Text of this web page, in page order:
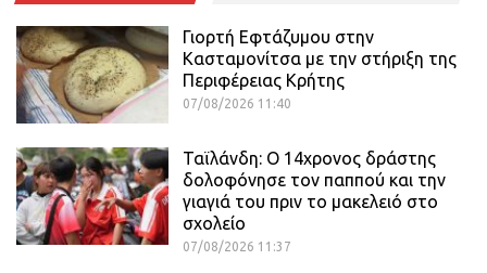
Γιορτή Εφτάζυμου στην
Κασταμονίτσα με την στήριξη της
Περιφέρειας Κρήτης
07/08/2026 11:40
Ταϊλάνδη: Ο 14χρονος δράστης
δολοφόνησε τον παππού και την
γιαγιά του πριν το μακελειό στο
σχολείο
07/08/2026 11:37